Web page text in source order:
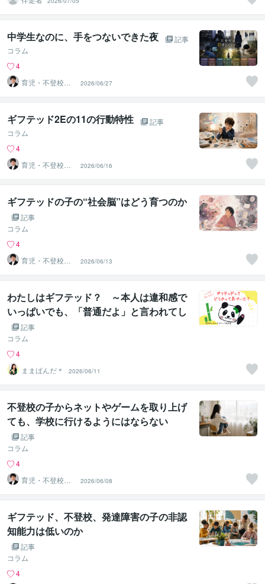
中学生なのに、手をつないできた夜
記事
コラム
4
育児・不登校・
海外子女相談専
門 奥村直之
2026/06/27
ギフテッド2Eの11の行動特性
記事
コラム
4
育児・不登校・
海外子女相談専
門 奥村直之
2026/06/16
ギフテッドの子の“社会脳”はどう育つのか
記事
コラム
4
育児・不登校・
海外子女相談専
門 奥村直之
2026/06/13
わたしはギフテッド？ ～本人は違和感で
いっぱいでも、「普通だよ」と言われてし
まうのはなぜ？～
記事
コラム
4
ままぱんだ＊
2026/06/11
不登校の子からネットやゲームを取り上げ
ても、学校に行けるようにはならない
記事
コラム
4
育児・不登校・
海外子女相談専
門 奥村直之
2026/06/08
ギフテッド、不登校、発達障害の子の非認
知能力は低いのか
記事
コラム
4